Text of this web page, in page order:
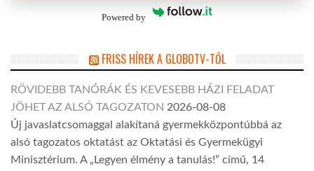
Powered by
FRISS HÍREK A GLOBOTV-TŐL
RÖVIDEBB TANÓRÁK ÉS KEVESEBB HÁZI FELADAT
JÖHET AZ ALSÓ TAGOZATON 2026-08-08
Új javaslatcsomaggal alakítaná gyermekközpontúbbá az
alsó tagozatos oktatást az Oktatási és Gyermekügyi
Minisztérium. A „Legyen élmény a tanulás!” című, 14